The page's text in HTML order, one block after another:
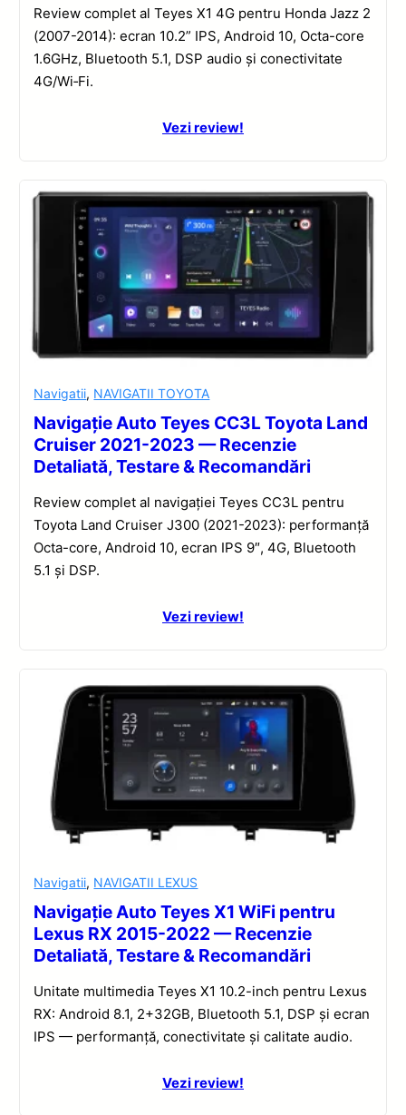
Review complet al Teyes X1 4G pentru Honda Jazz 2
(2007-2014): ecran 10.2” IPS, Android 10, Octa-core
1.6GHz, Bluetooth 5.1, DSP audio și conectivitate
4G/Wi‑Fi.
Vezi review!
Navigatii, NAVIGATII TOYOTA
Navigație Auto Teyes CC3L Toyota Land
Cruiser 2021-2023 — Recenzie
Detaliată, Testare & Recomandări
Review complet al navigației Teyes CC3L pentru
Toyota Land Cruiser J300 (2021-2023): performanță
Octa-core, Android 10, ecran IPS 9″, 4G, Bluetooth
5.1 și DSP.
Vezi review!
Navigatii, NAVIGATII LEXUS
Navigație Auto Teyes X1 WiFi pentru
Lexus RX 2015-2022 — Recenzie
Detaliată, Testare & Recomandări
Unitate multimedia Teyes X1 10.2-inch pentru Lexus
RX: Android 8.1, 2+32GB, Bluetooth 5.1, DSP și ecran
IPS — performanță, conectivitate și calitate audio.
Vezi review!